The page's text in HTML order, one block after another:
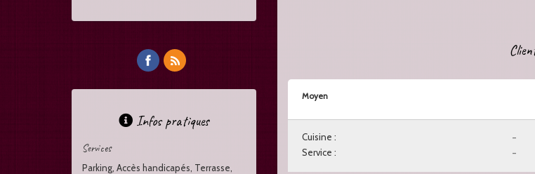
Infos pratiques
Services
Parking, Accès handicapés, Terrasse,
Moyen
-
Cuisine :
-
Service :